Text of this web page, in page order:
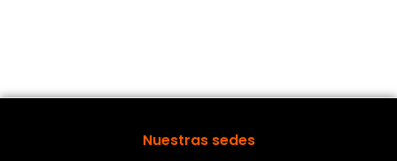
Nuestras sedes